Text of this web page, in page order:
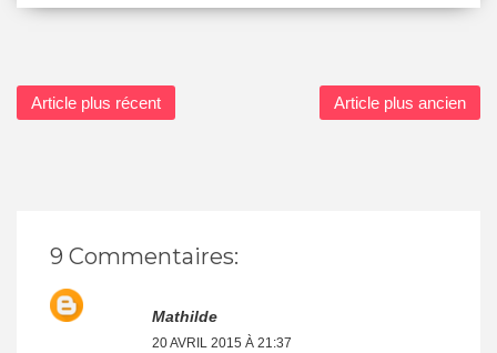
Article plus récent Article plus ancien
9 Commentaires:
Mathilde
20 AVRIL 2015 À 21:37